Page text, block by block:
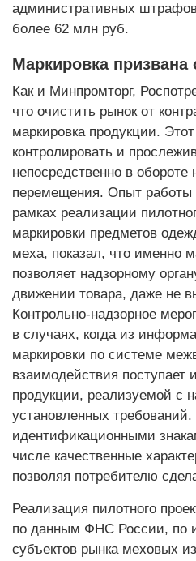
административных
более 62 млн руб.
Маркировка призвана
Как и Минпромторг,
что очистить рынок от
маркировка продукции.
контролировать и
непосредственно в обороте
перемещения. Опыт работы
рамках реализации
маркировки предметов
меха, показал, что именно
позволяет надзорному
движении товара, даже не
Контрольно-надзорное
в случаях, когда из
маркировки по системе
взаимодействия
продукции, реализуемой с
установленных
идентификационными
числе качественные
позволяя потребителю
Реализация пилотного
по данным ФНС России, по
субъектов рынка меховых